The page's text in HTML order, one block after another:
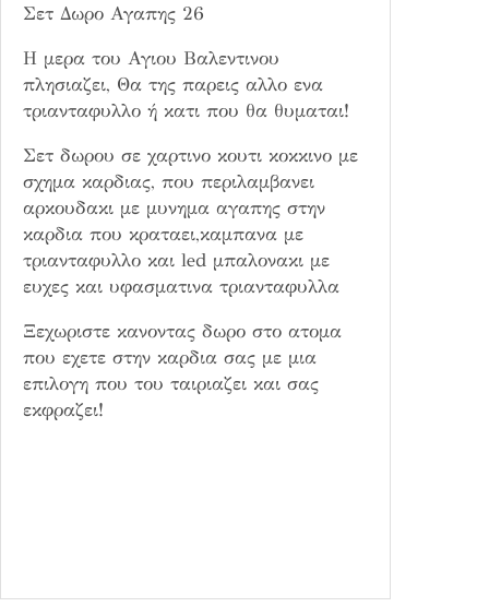
Σετ Δωρο Αγαπης 26
Η μερα του Αγιου Βαλεντινου
πλησιαζει, Θα της παρεις αλλο ενα
τριανταφυλλο ή κατι που θα θυμαται!
Σετ δωρου σε χαρτινο κουτι κοκκινο με
σχημα καρδιας, που περιλαμβανει
αρκουδακι με μυνημα αγαπης στην
καρδια που κραταει,καμπανα με
τριανταφυλλο και led μπαλονακι με
ευχες και υφασματινα τριανταφυλλα
Ξεχωριστε κανοντας δωρο στο ατομα
που εχετε στην καρδια σας με μια
επιλογη που του ταιριαζει και σας
εκφραζει!